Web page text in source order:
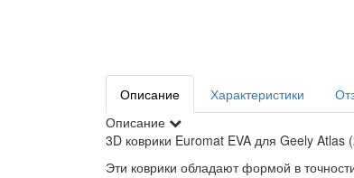
Описание Характеристики
Описание
3D коврики Euromat EVA для Geely Atlas
Эти коврики обладают формой в